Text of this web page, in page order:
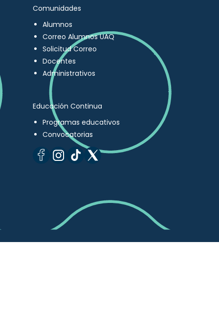
Comunidades
Alumnos
Correo Alumnos UAQ
Solicitud Correo
Docentes
Administrativos
Educación Continua
Programas educativos
Convocatorias